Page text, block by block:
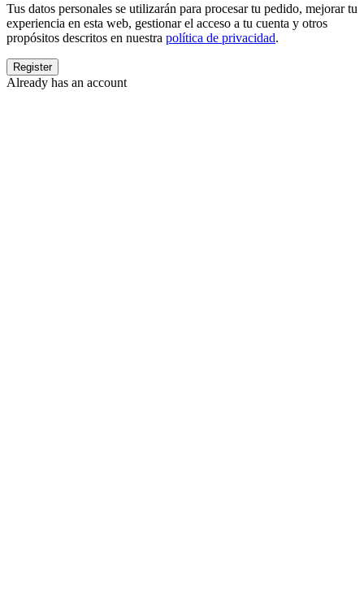
Tus datos personales se utilizarán para procesar tu pedido, mejorar tu
experiencia en esta web, gestionar el acceso a tu cuenta y otros
propósitos descritos en nuestra política de privacidad.
Already has an account